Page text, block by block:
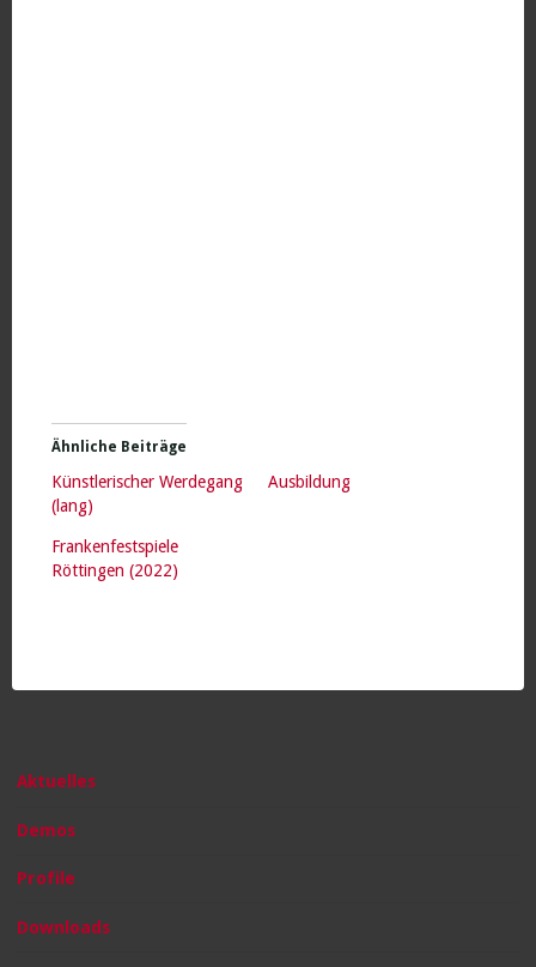
Ähnliche Beiträge
Künstlerischer Werdegang
(lang)
Ausbildung
Frankenfestspiele
Röttingen (2022)
Aktuelles
Demos
Profile
Downloads